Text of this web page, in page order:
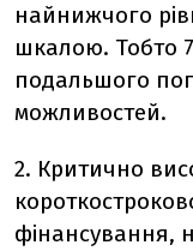
найнижчого
шкалою. Тобто
подальшого
можливостей.
2. Критично
фінансування,